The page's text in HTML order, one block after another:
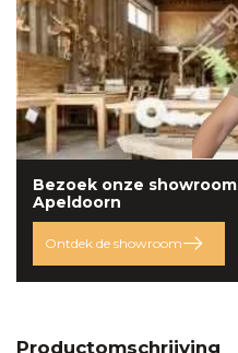
Bezoek onze showroom
Apeldoorn
Ontdek de showroom
Productomschrijving